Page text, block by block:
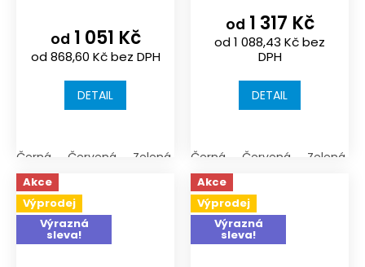
1000x1000x30
mm / rastr 15
mm
od 868,60 Kč bez DPH
od 1 051 Kč
DETAIL
Černá Červená Zelená
1000x1000x40mm
rastr 15 mm
od 1 088,43 Kč bez
DPH
od 1 317 Kč
DETAIL
Černá Červená Zelená
Akce
Výprodej
Výrazná
sleva!
Akce
Výprodej
Výrazná
sleva!